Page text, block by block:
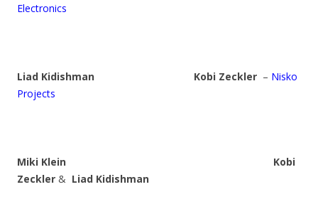
Electronics
Liad Kidishman Kobi Zeckler – Nisko
Projects
Miki Klein Kobi
Zeckler & Liad Kidishman